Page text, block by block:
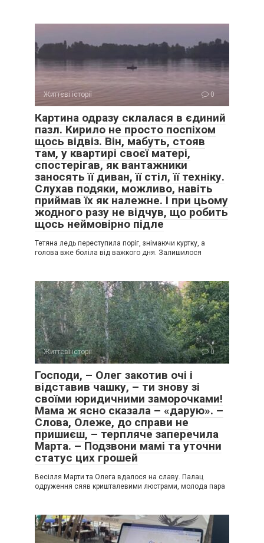
Життєві історії 0
Картина одразу склалася в єдиний
пазл. Кирило не просто поспіхом
щось відвіз. Він, мабуть, стояв
там, у квартирі своєї матері,
спостерігав, як вантажники
заносять її диван, її стіл, її техніку.
Слухав подяки, можливо, навіть
приймав їх як належне. І при цьому
жодного разу не відчув, що робить
щось неймовірно підле
Тетяна ледь переступила поріг, знімаючи куртку, а
голова вже боліла від важкого дня. Залишилося
Життєві історії 0
Господи, – Олег закотив очі і
відставив чашку, – ти знову зі
своїми юридичними заморочками!
Мама ж ясно сказала – «дарую». –
Слова, Олеже, до справи не
пришиєш, – терпляче заперечила
Марта. – Подзвони мамі та уточни
статус цих грошей
Весілля Марти та Олега вдалося на славу. Палац
одруження сяяв кришталевими люстрами, молода пара